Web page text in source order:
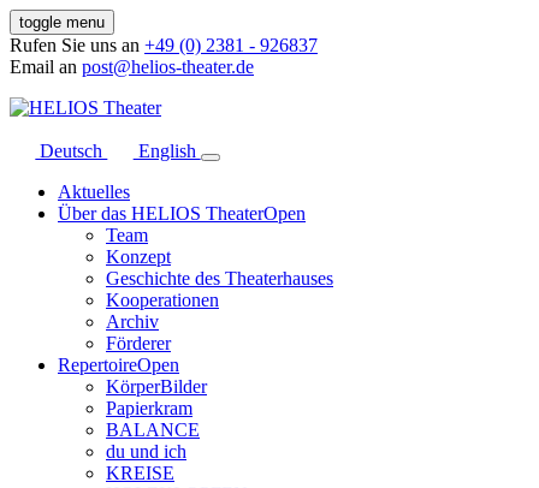
toggle menu
Rufen Sie uns an +49 (0) 2381 - 926837
Email an post@helios-theater.de
Deutsch
English
Aktuelles
Über das HELIOS TheaterOpen
Team
Konzept
Geschichte des Theaterhauses
Kooperationen
Archiv
Förderer
RepertoireOpen
KörperBilder
Papierkram
BALANCE
du und ich
KREISE